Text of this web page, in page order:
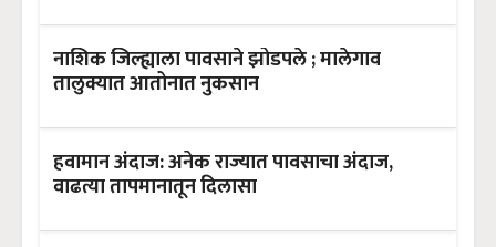
नाशिक जिल्ह्याला पावसाने झोडपले ; मालेगाव
तालुक्यात आतोनात नुकसान
हवामान अंदाज: अनेक राज्यात पावसाचा अंदाज,
वाढत्या तापमानातून दिलासा